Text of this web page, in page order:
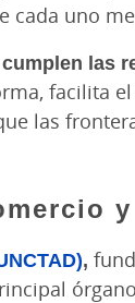
uno
las
facilita
las
,